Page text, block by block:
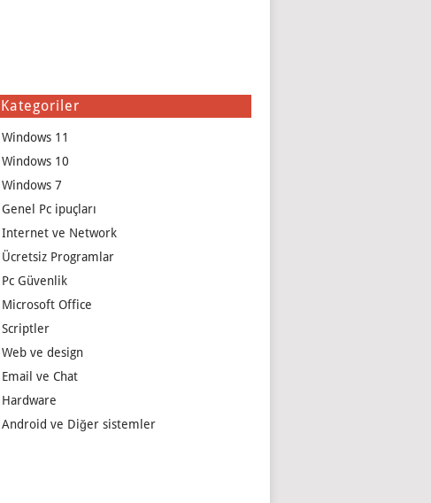
Kategoriler
Windows 11
Windows 10
Windows 7
Genel Pc ipuçları
Internet ve Network
Ücretsiz Programlar
Pc Güvenlik
Microsoft Office
Scriptler
Web ve design
Email ve Chat
Hardware
Android ve Diğer sistemler